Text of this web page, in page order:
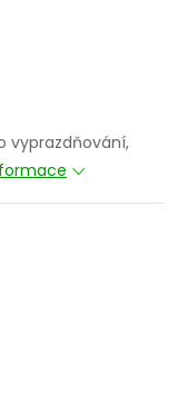
vyprazdňování,